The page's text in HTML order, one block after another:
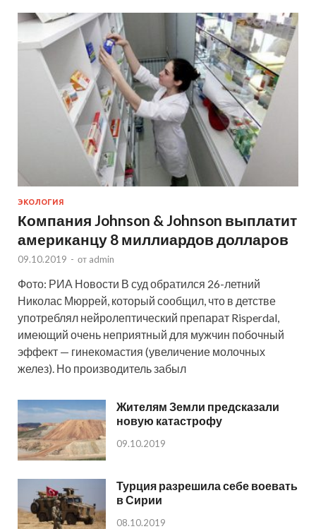
ЭКОЛОГИЯ
Компания Johnson & Johnson выплатит
американцу 8 миллиардов долларов
09.10.2019 - от admin
Фото: РИА Новости В суд обратился 26-летний
Николас Мюррей, который сообщил, что в детстве
употреблял нейролептический препарат Risperdal,
имеющий очень неприятный для мужчин побочный
эффект — гинекомастия (увеличение молочных
желез). Но производитель забыл
Жителям Земли предсказали
новую катастрофу
09.10.2019
Турция разрешила себе воевать
в Сирии
08.10.2019